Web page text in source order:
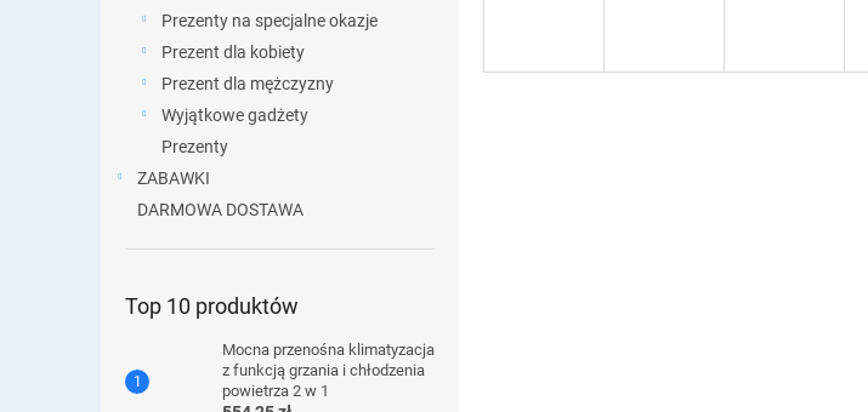
Prezenty na specjalne okazje
Prezent dla kobiety
Prezent dla mężczyzny
Wyjątkowe gadżety
Prezenty
ZABAWKI
DARMOWA DOSTAWA
Top 10 produktów
Mocna przenośna klimatyzacja
z funkcją grzania i chłodzenia
powietrza 2 w 1